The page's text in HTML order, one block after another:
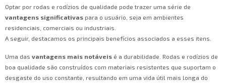
Optar por rodas e rodízios de qualidade pode trazer uma série de
vantagens significativas para o usuário, seja em ambientes
residenciais, comerciais ou industriais.
A seguir, destacamos os principais benefícios associados a esses itens.
Uma das vantagens mais notáveis é a durabilidade. Rodas e rodízios de
boa qualidade são construídos com materiais resistentes que suportam o
desgaste do uso constante, resultando em uma vida útil mais longa do